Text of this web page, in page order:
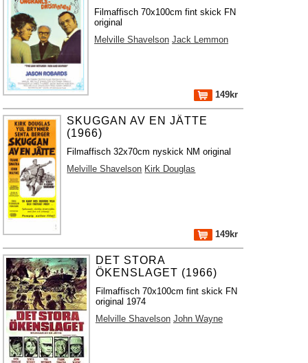
Filmaffisch 70x100cm fint skick FN
original
Melville Shavelson Jack Lemmon
149kr
SKUGGAN AV EN JÄTTE
(1966)
Filmaffisch 32x70cm nyskick NM original
Melville Shavelson Kirk Douglas
149kr
DET STORA
ÖKENSLAGET (1966)
Filmaffisch 70x100cm fint skick FN
original 1974
Melville Shavelson John Wayne